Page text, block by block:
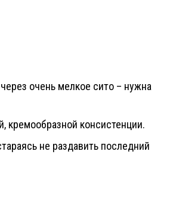
очень мелкое сито – нужна
кремообразной консистенции.
не раздавить последний